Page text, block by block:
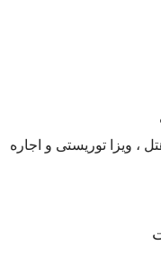
، ویزا توریستی و اجاره